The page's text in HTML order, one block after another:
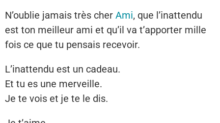
N’oublie jamais très cher Ami, que l’inattendu
est ton meilleur ami et qu’il va t’apporter mille
fois ce que tu pensais recevoir.
L’inattendu est un cadeau.
Et tu es une merveille.
Je te vois et je te le dis.